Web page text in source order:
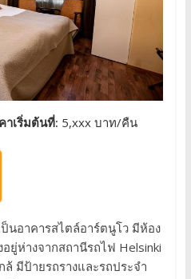
าเริ่มต้นที่: 5,xxx บาท/คืน
ป็นอาคารสไตล์อาร์ตนูโว มีห้อง
ยู่ห่างจากสถานีรถไฟ Helsinki
มีป้ายรถรางและรถประจำ